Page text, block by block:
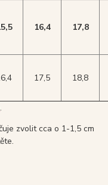
16,4 17,8
17,5 18,8
.
zvolit cca o 1-1,5 cm